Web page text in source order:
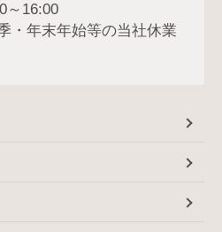
～16:00
・年末年始等の当社休業